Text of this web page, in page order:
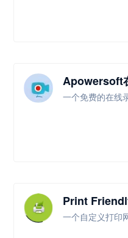
Apowersoft
一个免费的在线
Print
一个自定义打印